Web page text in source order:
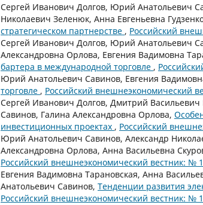
Сергей Иванович Долгов, Юрий Анатольевич
Николаевич Зеленюк, Анна Евгеньевна
стратегическом партнерстве , Российский
Сергей Иванович Долгов, Юрий Анатольевич
Александровна Орлова, Евгения Вадимовна
бартера в международной торговле ,
Юрий Анатольевич Савинов, Евгения
торговле , Российский внешнеэкономический
Сергей Иванович Долгов, Дмитрий
Савинов, Галина Александровна Орлова,
инвестиционных проектах , Российский
Юрий Анатольевич Савинов, Александр
Александровна Орлова, Анна Васильевна
Российский внешнеэкономический вестник: №
Евгения Вадимовна Тарановская, Анна
Анатольевич Савинов, Тенденции развития
Российский внешнеэкономический вестник: №